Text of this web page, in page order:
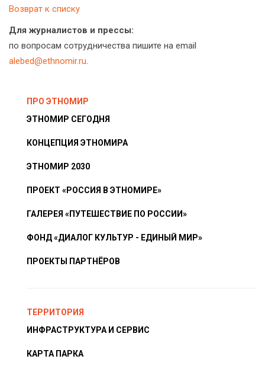
Возврат к списку
Для журналистов и прессы:
по вопросам сотрудничества пишите на email
alebed@ethnomir.ru.
ПРО ЭТНОМИР
ЭТНОМИР СЕГОДНЯ
КОНЦЕПЦИЯ ЭТНОМИРА
ЭТНОМИР 2030
ПРОЕКТ «РОССИЯ В ЭТНОМИРЕ»
ГАЛЕРЕЯ «ПУТЕШЕСТВИЕ ПО РОССИИ»
ФОНД «ДИАЛОГ КУЛЬТУР - ЕДИНЫЙ МИР»
ПРОЕКТЫ ПАРТНЁРОВ
ТЕРРИТОРИЯ
ИНФРАСТРУКТУРА И СЕРВИС
КАРТА ПАРКА